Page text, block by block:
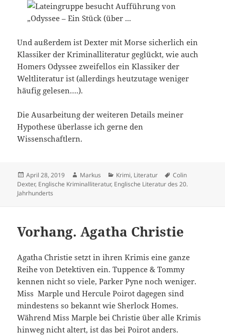
Und außerdem ist Dexter mit Morse sicherlich ein
Klassiker der Kriminalliteratur geglückt, wie auch
Homers Odyssee zweifellos ein Klassiker der
Weltliteratur ist (allerdings heutzutage weniger
häufig gelesen….).
Die Ausarbeitung der weiteren Details meiner
Hypothese überlasse ich gerne den
Wissenschaftlern.
Veröffentlicht
am
April 28, 2019 Autor
Markus Kategorien
Krimi, Literatur Schlagwörter
Colin
Dexter, Englische Kriminalliteratur, Englische Literatur des 20.
Jahrhunderts
Vorhang. Agatha Christie
Agatha Christie setzt in ihren Krimis eine ganze
Reihe von Detektiven ein. Tuppence & Tommy
kennen nicht so viele, Parker Pyne noch weniger.
Miss Marple und Hercule Poirot dagegen sind
mindestens so bekannt wie Sherlock Homes.
Während Miss Marple bei Christie über alle Krimis
hinweg nicht altert, ist das bei Poirot anders.